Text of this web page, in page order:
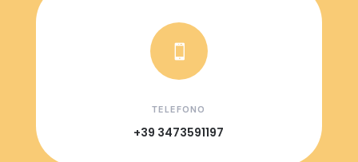

TELEFONO
+39 3473591197